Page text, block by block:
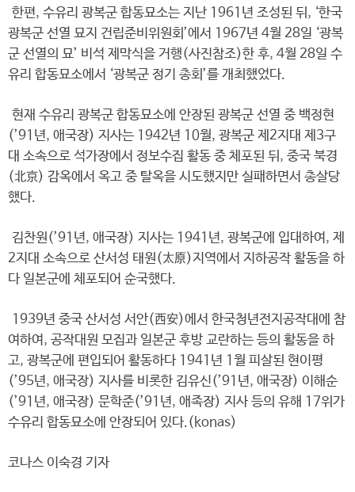
한편, 수유리 광복군 합동묘소는 지난 1961년 조성된 뒤, ‘한국
광복군 선열 묘지 건립준비위원회’에서 1967년 4월 28일 ‘광복
군 선열의 묘’ 비석 제막식을 거행(사진참조)한 후, 4월 28일 수
유리 합동묘소에서 ‘광복군 정기 총회’를 개최했었다.
현재 수유리 광복군 합동묘소에 안장된 광복군 선열 중 백정현
(’91년, 애국장) 지사는 1942년 10월, 광복군 제2지대 제3구
대 소속으로 석가장에서 정보수집 활동 중 체포된 뒤, 중국 북경
(北京) 감옥에서 옥고 중 탈옥을 시도했지만 실패하면서 총살당
했다.
김찬원(’91년, 애국장) 지사는 1941년, 광복군에 입대하여, 제
2지대 소속으로 산서성 태원(太原)지역에서 지하공작 활동을 하
다 일본군에 체포되어 순국했다.
1939년 중국 산서성 서안(西安)에서 한국청년전지공작대에 참
여하여, 공작대원 모집과 일본군 후방 교란하는 등의 활동을 하
고, 광복군에 편입되어 활동하다 1941년 1월 피살된 현이평
(’95년, 애국장) 지사를 비롯한 김유신(’91년, 애국장) 이해순
(’91년, 애국장) 문학준(’91년, 애족장) 지사 등의 유해 17위가
수유리 합동묘소에 안장되어 있다.(konas)
코나스 이숙경 기자